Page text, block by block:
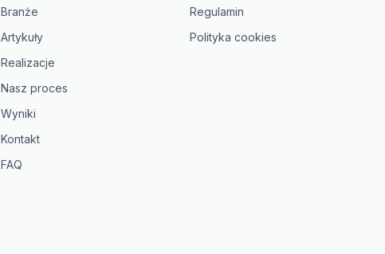
Branże
Artykuły
Realizacje
Nasz proces
Wyniki
Kontakt
FAQ
Regulamin
Polityka cookies